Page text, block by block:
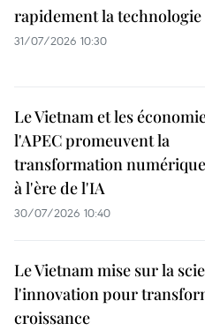
rapidement la technologie
31/07/2026 10:30
Le Vietnam et les
l'APEC promeuvent la
transformation
à l'ère de l'IA
30/07/2026 10:40
Le Vietnam mise sur la
l'innovation pour
croissance